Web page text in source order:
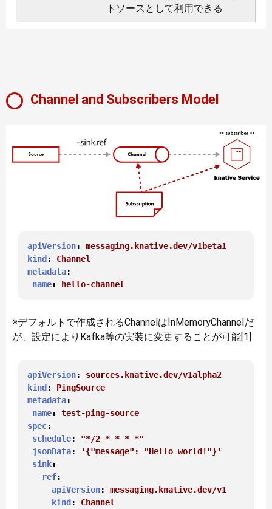
トソースとして利用できる
Channel and Subscribers Model
apiVersion: messaging.knative.dev/v1beta1
kind : Channel
metadata:
name: hello-channel
※デフォルトで作成されるChannelはInMemoryChannelだ
が、設定によりKafka等の実装に変更することが可能[1]
apiVersion: sources.knative.dev/v1alpha2
kind : PingSource
metadata:
name: test-ping-source
spec:
schedule: "*/2 * * * *"
jsonData:
'{"message": "Hello world!"}'
sink:
ref:
apiVersion: messaging.knative.dev/v1
kind : Channel